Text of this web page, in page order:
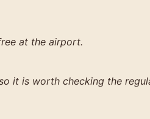
at the airport.
it is worth checking the